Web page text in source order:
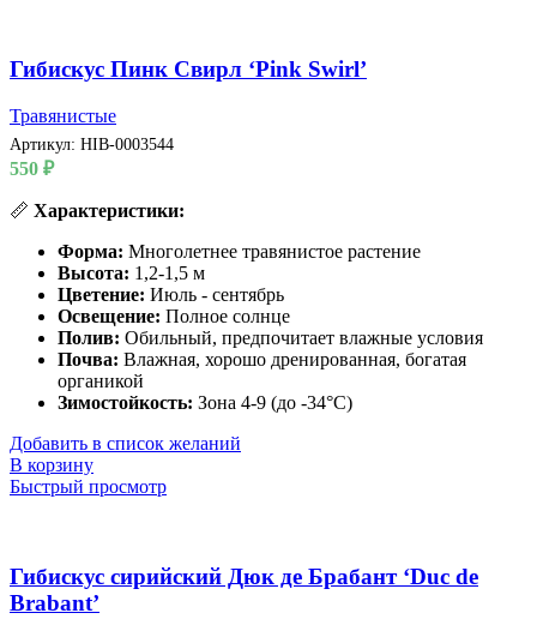
Гибискус Пинк Свирл ‘Pink Swirl’
Травянистые
Артикул: HIB-0003544
550 ₽
📏 Характеристики:
Форма: Многолетнее травянистое растение
Высота: 1,2-1,5 м
Цветение: Июль - сентябрь
Освещение: Полное солнце
Полив: Обильный, предпочитает влажные условия
Почва: Влажная, хорошо дренированная, богатая
органикой
Зимостойкость: Зона 4-9 (до -34°C)
Добавить в список желаний
В корзину
Быстрый просмотр
Гибискус сирийский Дюк де Брабант ‘Duc de
Brabant’